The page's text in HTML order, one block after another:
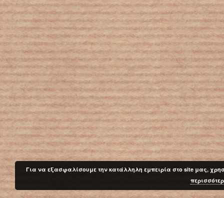
Για να εξασφαλίσουμε την κατάλληλη εμπειρία στο site μας,